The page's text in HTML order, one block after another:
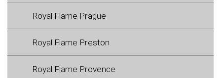
Royal Flame Prague
Royal Flame Preston
Royal Flame Provence